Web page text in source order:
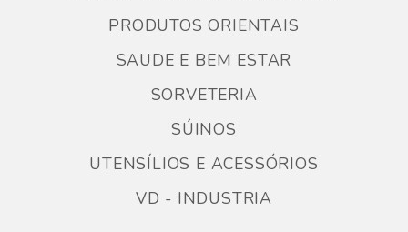
PRODUTOS ORIENTAIS
SAUDE E BEM ESTAR
SORVETERIA
SÚINOS
UTENSÍLIOS E ACESSÓRIOS
VD - INDUSTRIA